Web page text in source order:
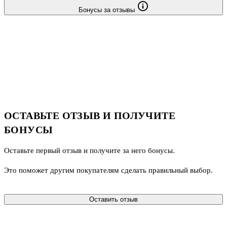
Бонусы за отзывы
ОСТАВЬТЕ ОТЗЫВ И ПОЛУЧИТЕ
БОНУСЫ
Оставьте первый отзыв и получите за него бонусы.
Это поможет другим покупателям сделать правильный выбор.
Оставить отзыв